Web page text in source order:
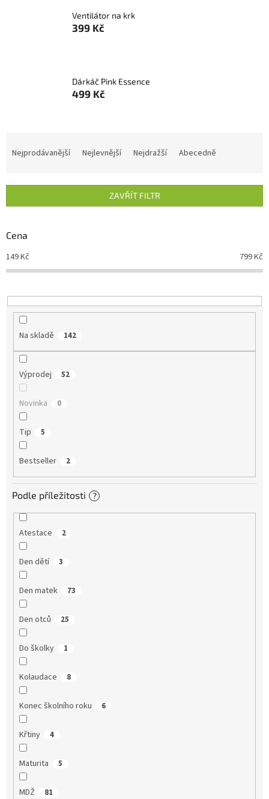
Ventilátor na krk
399 Kč
Dárkáč Pink Essence
499 Kč
í
r
o
d
u
t
ů
Nejprodávanější Nejlevnější Nejdražší Abecedně
ZAVŘÍT FILTR
Cena
149Kč 799Kč
Na skladě 142
Výprodej 52
Novinka 0
Tip 5
Bestseller 2
Podle příležitosti ?
Atestace 2
Den dětí 3
Den matek 73
Den otců 25
Do školky 1
Kolaudace 8
Konec školního roku 6
Křtiny 4
Maturita 5
MDŽ 81